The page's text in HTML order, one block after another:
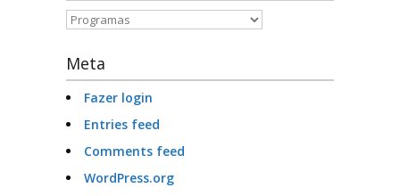
Categorias
Meta
Fazer login
Entries feed
Comments feed
WordPress.org